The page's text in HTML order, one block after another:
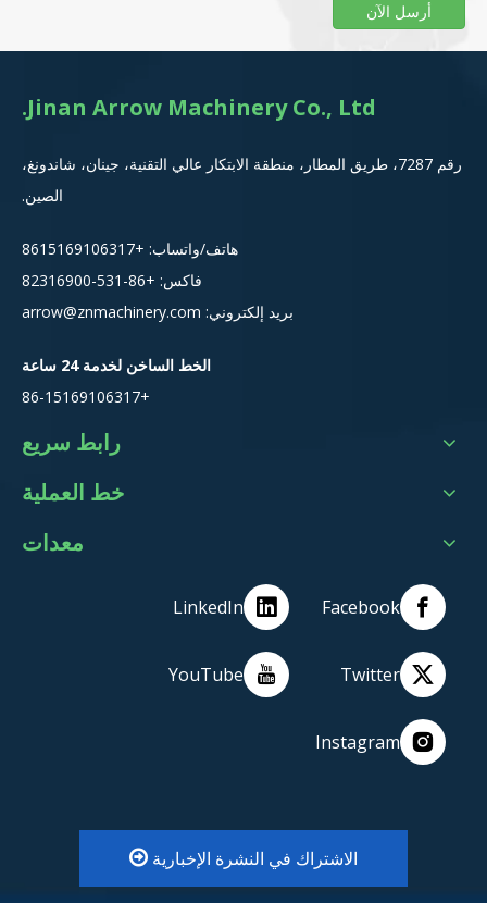
أرسل الآن
Jinan Arrow Machinery Co., Ltd.
رقم 7287، طريق المطار، منطقة الابتكار عالي التقنية، جينان، شاندونغ،
الصين.
هاتف/واتساب: +8615
169106317
فاكس: +86-531-82316900
بريد إلكتروني: arrow@znmachinery.com
الخط الساخن لخدمة 24 ساعة
+86-15169106317
رابط سريع
خط العملية
معدات
Facebook
LinkedIn
Twitter
YouTube
Instagram
الاشتراك في النشرة الإخبارية